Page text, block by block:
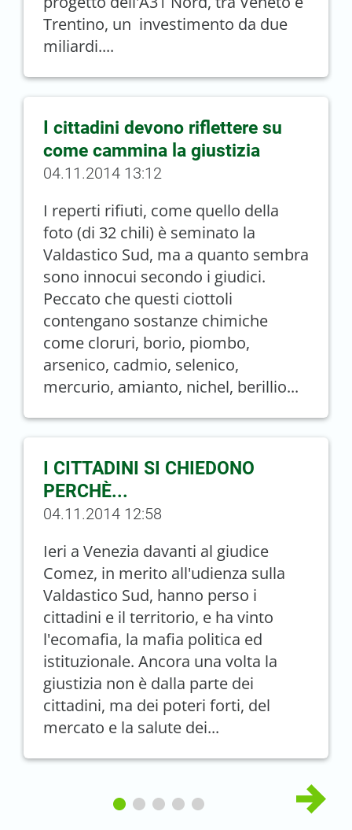
Trentino, un investimento da due
miliardi....
I cittadini devono riflettere su
come cammina la giustizia
04.11.2014 13:12
I reperti rifiuti, come quello della
foto (di 32 chili) è seminato la
Valdastico Sud, ma a quanto sembra
sono innocui secondo i giudici.
Peccato che questi ciottoli
contengano sostanze chimiche
come cloruri, borio, piombo,
arsenico, cadmio, selenico,
mercurio, amianto, nichel, berillio...
I CITTADINI SI CHIEDONO
PERCHÈ...
04.11.2014 12:58
Ieri a Venezia davanti al giudice
Comez, in merito all'udienza sulla
Valdastico Sud, hanno perso i
cittadini e il territorio, e ha vinto
l'ecomafia, la mafia politica ed
istituzionale. Ancora una volta la
giustizia non è dalla parte dei
cittadini, ma dei poteri forti, del
mercato e la salute dei...